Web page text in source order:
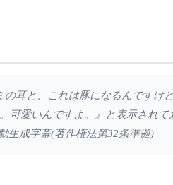
耳と、これは豚になるんですけ
可愛いんですよ。』と表示され
生成字幕(著作権法第32条準拠)